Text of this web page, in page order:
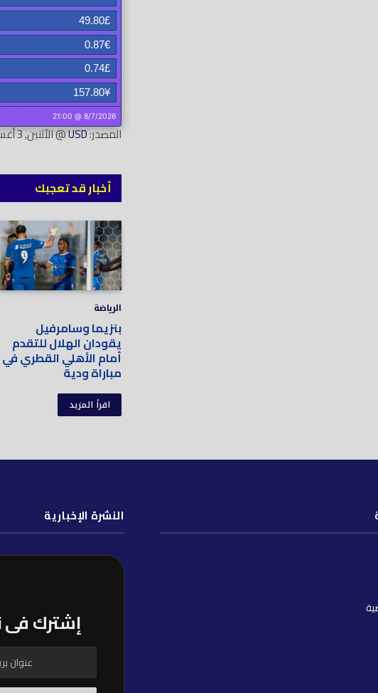
المصدر:USD@ الأثنين, 3 أغسطس.
أخبار قد تعجبك
الرياضة
بنزيما وسامرفيل
يقودان الهلال للتقدم
أمام الأهلي القطري في
مباراة ودية
اقرأ المزيد
النشرة الإخبارية
إشترك فى